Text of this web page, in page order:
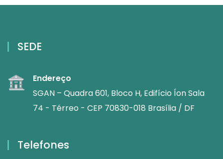
SEDE
Endereço
SGAN – Quadra 601, Bloco H, Edifício Íon Sala
74 - Térreo - CEP 70830-018 Brasília / DF
Telefones